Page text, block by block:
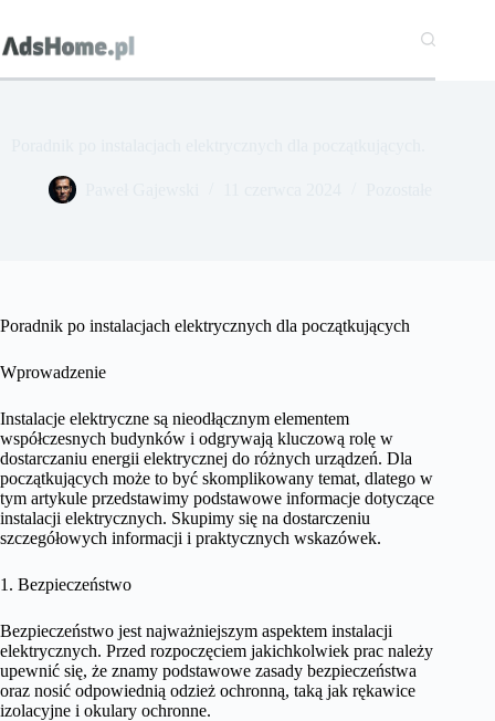
treści
Poradnik po instalacjach elektrycznych dla początkujących
Wprowadzenie
Instalacje elektryczne są nieodłącznym elementem
współczesnych budynków i odgrywają kluczową rolę w
dostarczaniu energii elektrycznej do różnych urządzeń. Dla
początkujących może to być skomplikowany temat, dlatego w
tym artykule przedstawimy podstawowe informacje dotyczące
instalacji elektrycznych. Skupimy się na dostarczeniu
szczegółowych informacji i praktycznych wskazówek.
1. Bezpieczeństwo
Bezpieczeństwo jest najważniejszym aspektem instalacji
elektrycznych. Przed rozpoczęciem jakichkolwiek prac należy
upewnić się, że znamy podstawowe zasady bezpieczeństwa
oraz nosić odpowiednią odzież ochronną, taką jak rękawice
izolacyjne i okulary ochronne.